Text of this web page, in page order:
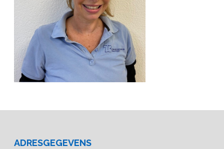
ADRESGEGEVENS